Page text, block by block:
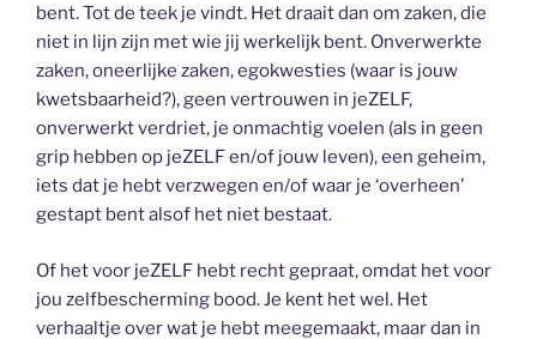
bent. Tot de teek je vindt. Het draait dan om zaken, die
niet in lijn zijn met wie jij werkelijk bent. Onverwerkte
zaken, oneerlijke zaken, egokwesties (waar is jouw
kwetsbaarheid?), geen vertrouwen in jeZELF,
onverwerkt verdriet, je onmachtig voelen (als in geen
grip hebben op jeZELF en/of jouw leven), een geheim,
iets dat je hebt verzwegen en/of waar je ‘overheen’
gestapt bent alsof het niet bestaat.
Of het voor jeZELF hebt recht gepraat, omdat het voor
jou zelfbescherming bood. Je kent het wel. Het
verhaaltje over wat je hebt meegemaakt, maar dan in